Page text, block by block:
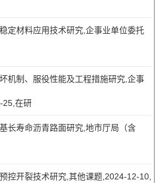
定材料应用技术研究,企事业单位委托
机制、服役性能及工程措施研究,企事
25,在研
长寿命沥青路面研究,地市厅局（含
控开裂技术研究,其他课题,2024-12-10,